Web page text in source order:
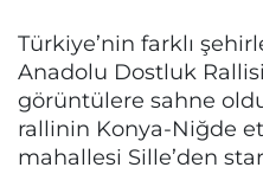
Türkiye’nin farklı
Anadolu Dostluk
görüntülere sahne
rallinin Konya-Niğde
mahallesi Sille’den